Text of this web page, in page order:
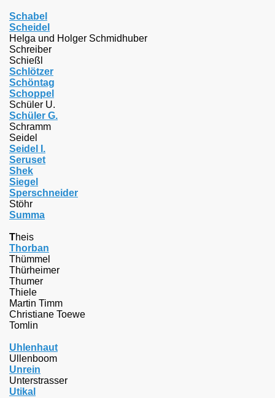
Schabel
Scheidel
Helga und Holger Schmidhuber
Schreiber
Schießl
Schlötzer
Schöntag
Schoppel
Schüler U.
Schüler G.
Schramm
Seidel
Seidel I.
Seruset
Shek
Siegel
Sperschneider
Stöhr
Summa
Theis
Thorban
Thümmel
Thürheimer
Thumer
Thiele
Martin Timm
Christiane Toewe
Tomlin
U hlenhaut
Ullenboom
Unrein
Unterstrasser
Utikal